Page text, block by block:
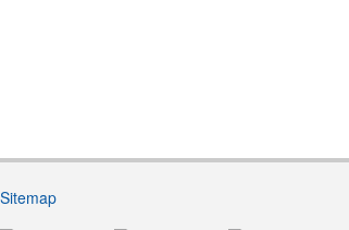
Sitemap